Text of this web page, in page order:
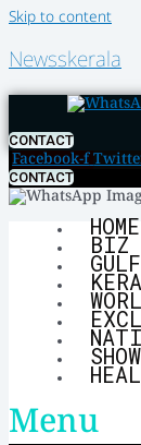
Skip to content
Newsskerala
CONTACT
Facebook-f
CONTACT
HOME
BIZ
GULF
Menu